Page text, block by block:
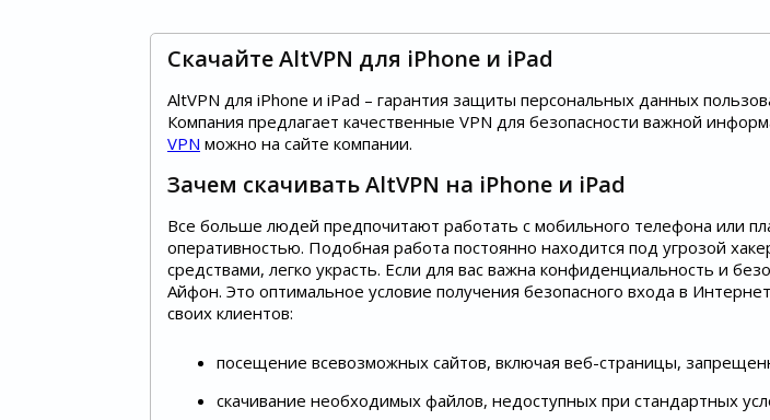
Скачайте AltVPN для iPhone и iPad
AltVPN для iPhone и iPad – гарантия защиты персональных данных
Компания предлагает качественные VPN для безопасности важной
VPN можно на сайте компании.
Зачем скачивать AltVPN на iPhone и iPad
Все больше людей предпочитают работать с мобильного телефона или
оперативностью. Подобная работа постоянно находится под угрозой
средствами, легко украсть. Если для вас важна конфиденциальность и
Айфон. Это оптимальное условие получения безопасного входа в
своих клиентов:
посещение всевозможных сайтов, включая веб-страницы,
скачивание необходимых файлов, недоступных при стандартных